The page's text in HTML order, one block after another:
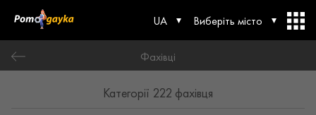
UA Виберіть місто
Фахівці
Категорії 222 фахівця